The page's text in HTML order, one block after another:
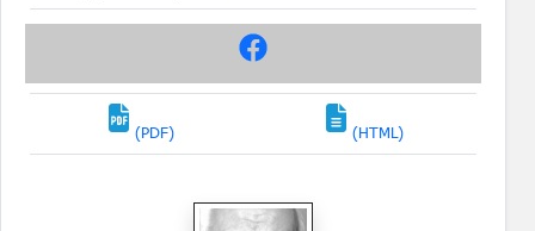
(PDF) (HTML)